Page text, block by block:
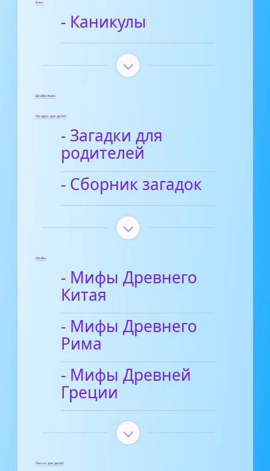
Блог
- Каникулы
Диафильмы
Загадки для детей
- Загадки для
родителей
- Сборник загадок
Мифы
- Мифы Древнего
Китая
- Мифы Древнего
Рима
- Мифы Древней
Греции
Песни для детей